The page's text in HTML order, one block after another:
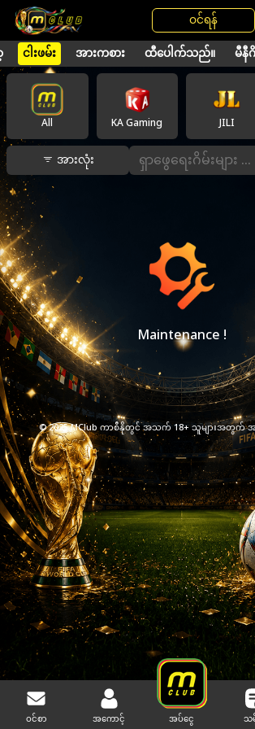
ဝင်ရန်
ဝင်စာ အကောင့် အပ်ငွေ သ
ငါးဖမ်း အားကစား ထီပေါက်သည်။ မီနီ
All KA Gaming JILI
အားလုံး
Maintenance !
© 2025 MClub ကာစီနိုတွင် အသက် 18+ သူများအတွက်